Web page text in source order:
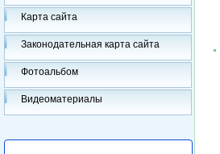
Карта сайта
Законодательная карта сайта
Фотоальбом
Видеоматериалы